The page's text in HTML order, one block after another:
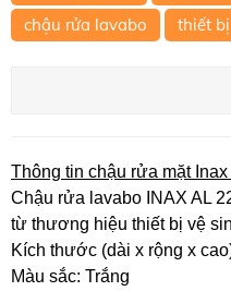
chậu rửa lavabo
thiết
Thông tin chậu rửa mặt
Chậu rửa lavabo INAX AL
từ thương hiệu thiết bị vệ
Kích thước (dài x rộng x
Màu sắc: Trắng​